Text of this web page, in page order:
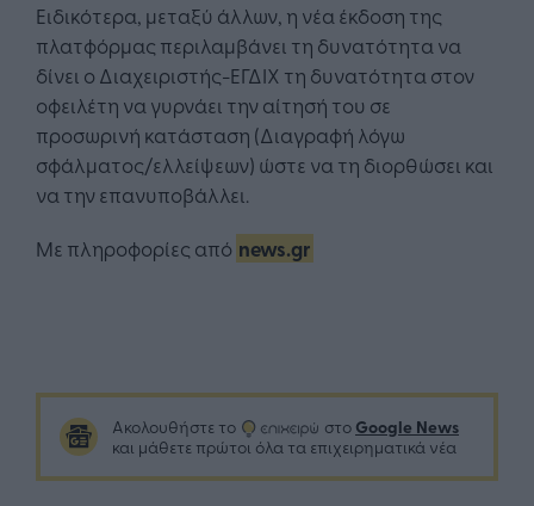
Ειδικότερα, μεταξύ άλλων, η νέα έκδοση της
πλατφόρμας περιλαμβάνει τη δυνατότητα να
δίνει ο Διαχειριστής-ΕΓΔΙΧ τη δυνατότητα στον
οφειλέτη να γυρνάει την αίτησή του σε
προσωρινή κατάσταση (Διαγραφή λόγω
σφάλματος/ελλείψεων) ώστε να τη διορθώσει και
να την επανυποβάλλει.
Με πληροφορίες από news.gr
Ακολουθήστε το στο Google News
και μάθετε πρώτοι όλα τα επιχειρηματικά νέα